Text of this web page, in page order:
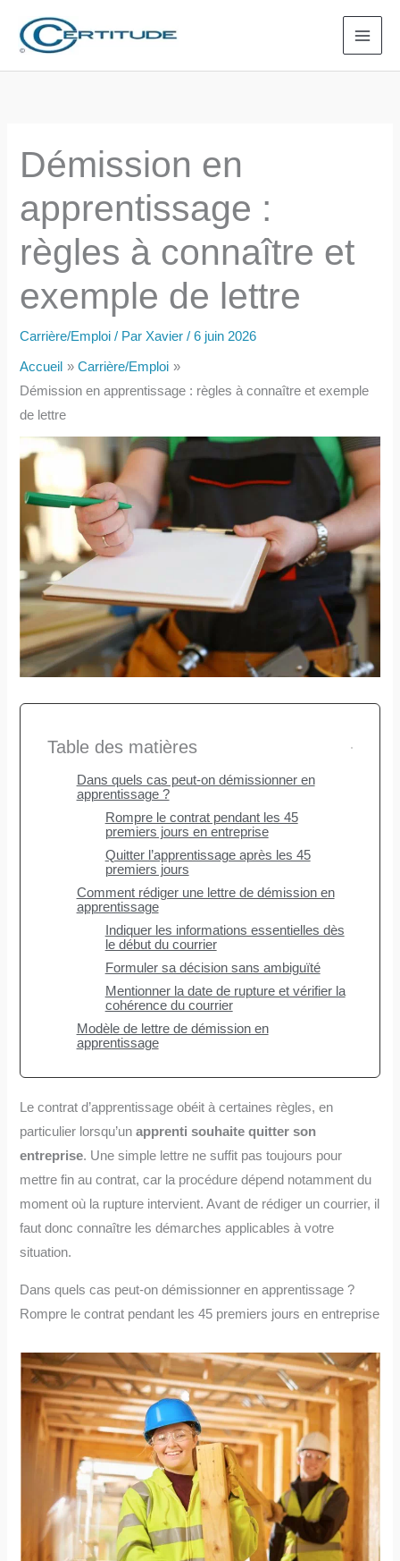
Démission en
apprentissage :
règles à connaître et
exemple de lettre
Carrière/Emploi / ParXavier/6 juin 2026
Accueil
Carrière/Emploi
Démission en apprentissage : règles à connaître et exemple
de lettre
Table des matières
Dans quels cas peut-on démissionner en
apprentissage ?
Rompre le contrat pendant les 45
premiers jours en entreprise
Quitter l’apprentissage après les 45
premiers jours
Comment rédiger une lettre de démission en
apprentissage
Indiquer les informations essentielles dès
le début du courrier
Formuler sa décision sans ambiguïté
Mentionner la date de rupture et vérifier la
cohérence du courrier
Modèle de lettre de démission en
apprentissage
Le contrat d’apprentissage obéit à certaines règles, en
particulier lorsqu’unapprenti souhaite quitter son
entreprise. Une simple lettre ne suffit pas toujours pour
mettre fin au contrat, car la procédure dépend notamment du
moment où la rupture intervient. Avant de rédiger un courrier, il
faut donc connaître les démarches applicables à votre
situation.
Dans quels cas peut-on démissionner en apprentissage ?
Rompre le contrat pendant les 45 premiers jours en entreprise